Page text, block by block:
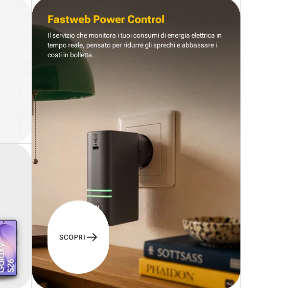
Fastweb Power Control
Il servizio che monitora i tuoi consumi di energia elettrica in
tempo reale, pensato per ridurre gli sprechi e abbassare i
costi in bolletta.
SCOPRI